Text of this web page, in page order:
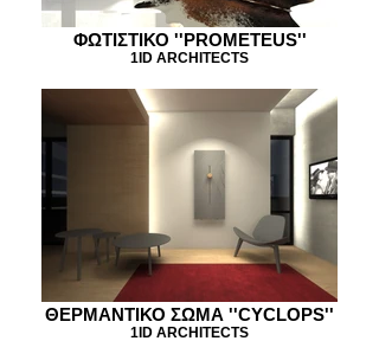
ΦΩΤΙΣΤΙΚΟ ''PROMETEUS''
1ID ARCHITECTS
ΘΕΡΜΑΝΤΙΚΟ ΣΩΜΑ ''CYCLOPS''
1ID ARCHITECTS